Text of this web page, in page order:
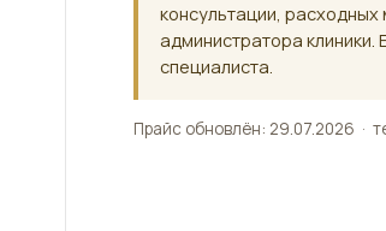
консультации,
администратора клиники.
специалиста.
Прайс обновлён: 29.07.2026 ·